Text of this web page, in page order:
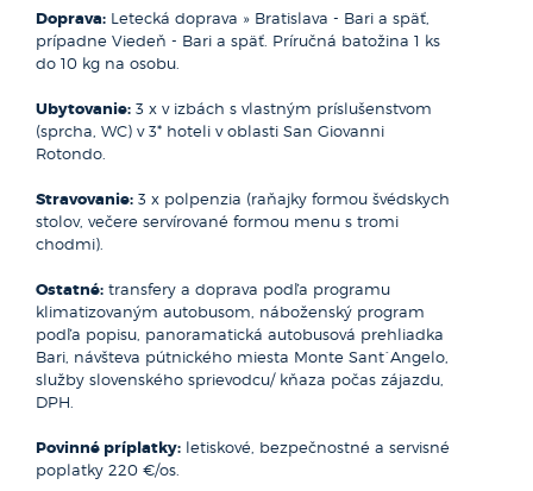
Doprava: Letecká doprava » Bratislava - Bari a späť,
prípadne Viedeň - Bari a späť. Príručná batožina 1 ks
do 10 kg na osobu.
Ubytovanie: 3 x v izbách s vlastným príslušenstvom
(sprcha, WC) v 3* hoteli v oblasti San Giovanni
Rotondo.
Stravovanie: 3 x polpenzia (raňajky formou švédskych
stolov, večere servírované formou menu s tromi
chodmi).
Ostatné: transfery a doprava podľa programu
klimatizovaným autobusom, náboženský program
podľa popisu, panoramatická autobusová prehliadka
Bari, návšteva pútnického miesta Monte Sant´Angelo,
služby slovenského sprievodcu/ kňaza počas zájazdu,
DPH.
Povinné príplatky: letiskové, bezpečnostné a servisné
poplatky 220 €/os.